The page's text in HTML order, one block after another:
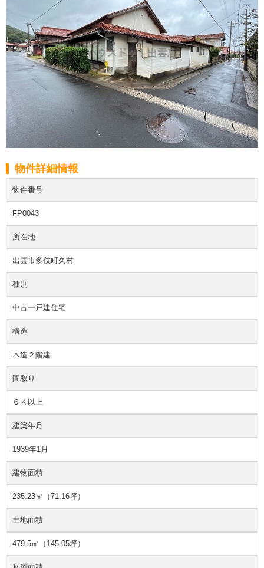
物件詳細情報
物件番号
FP0043
所在地
出雲市多伎町久村
種別
中古一戸建住宅
構造
木造２階建
間取り
６Ｋ以上
建築年月
1939年1月
建物面積
235.23㎡（71.16坪）
土地面積
479.5㎡（145.05坪）